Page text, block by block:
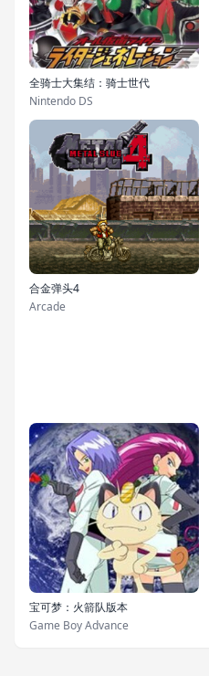
全骑士大集结：骑士世代
Nintendo DS
合金弹头4
Arcade
宝可梦：火箭队版本
Game Boy Advance